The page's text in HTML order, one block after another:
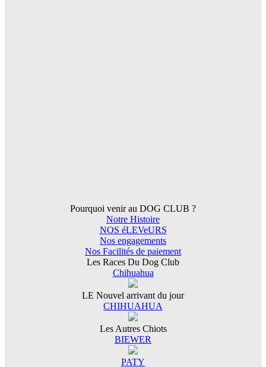
Pourquoi venir au DOG CLUB ?
Notre Histoire
NOS éLEVeURS
Nos engagements
Nos Facilités de paiement
Les Races Du Dog Club
Chihuahua
LE Nouvel arrivant du jour
CHIHUAHUA
Les Autres Chiots
BIEWER
PATY